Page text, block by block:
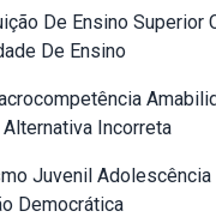
De Ensino Superior
De Ensino
Incorreta
Juvenil Adolescência
Democrática